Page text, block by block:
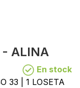
- ALINA
En stock
33 | 1 LOSETA